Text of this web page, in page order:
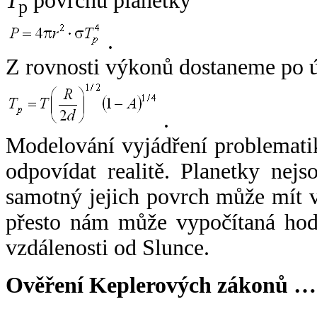
p
.
Z rovnosti výkonů dostaneme po
.
Modelování vyjádření
odpovídat realitě. Planetky
samotný jejich povrch může mít
přesto nám může vypočítaná
vzdálenosti od Slunce.
Ověření Keplerových zákonů …